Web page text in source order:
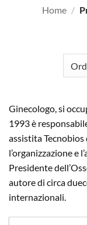
Home /
Ginecologo, si
1993 è
assistita
l’organizzazione e
Presidente
autore di circa
internazionali.